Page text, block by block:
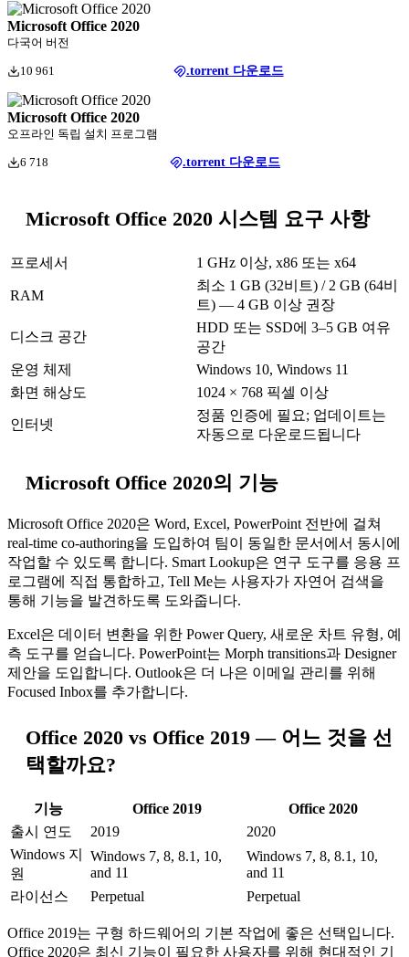
Microsoft Office 2020
다국어 버전
10 961 .torrent 다운로드
Microsoft Office 2020
오프라인 독립 설치 프로그램
6 718 .torrent 다운로드
Microsoft Office 2020 시스템 요구 사항
프로세서 1 GHz 이상, x86 또는 x64
RAM
최소 1 GB (32비트) / 2 GB (64비
트) — 4 GB 이상 권장
디스크 공간
HDD 또는 SSD에 3–5 GB 여유
공간
운영 체제
Windows 10, Windows 11
화면 해상도
1024 × 768 픽셀 이상
인터넷
정품 인증에 필요; 업데이트는
자동으로 다운로드됩니다
Microsoft Office 2020의 기능
Microsoft Office 2020은 Word, Excel, PowerPoint 전반에 걸쳐
real-time co-authoring을 도입하여 팀이 동일한 문서에서 동시에
작업할 수 있도록 합니다. Smart Lookup은 연구 도구를 응용 프
로그램에 직접 통합하고, Tell Me는 사용자가 자연어 검색을
통해 기능을 발견하도록 도와줍니다.
Excel은 데이터 변환을 위한 Power Query, 새로운 차트 유형, 예
측 도구를 얻습니다. PowerPoint는 Morph transitions과 Designer
제안을 도입합니다. Outlook은 더 나은 이메일 관리를 위해
Focused Inbox를 추가합니다.
Office 2020 vs Office 2019 — 어느 것을 선
택할까요?
기능 Office 2019
Office 2020
출시 연도
2019
2020
Windows 지
원
Windows 7, 8, 8.1, 10,
and 11
Windows 7, 8, 8.1, 10,
and 11
라이선스
Perpetual Perpetual
Office 2019는 구형 하드웨어의 기본 작업에 좋은 선택입니다.
Office 2020은 최신 기능이 필요한 사용자를 위해 현대적인 기